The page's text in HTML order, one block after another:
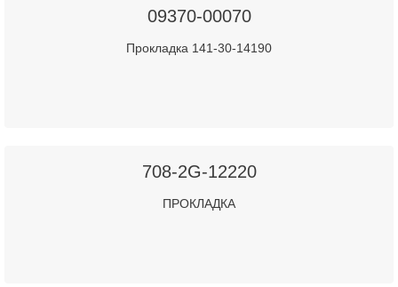
09370-00070
Прокладка 141-30-14190
708-2G-12220
ПРОКЛАДКА